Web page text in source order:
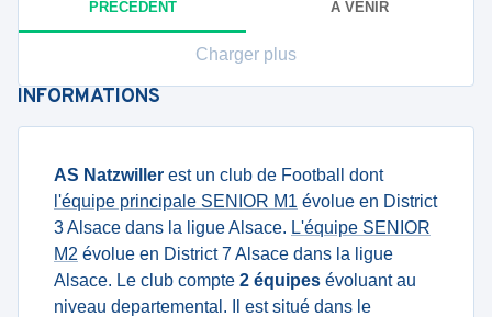
PRÉCÉDENT À VENIR
Charger plus
INFORMATIONS
AS Natzwiller est un club de Football dont
l'équipe principale SENIOR M1 évolue en District
3 Alsace dans la ligue Alsace. L'équipe SENIOR
M2 évolue en District 7 Alsace dans la ligue
Alsace. Le club compte 2 équipes évoluant au
niveau departemental. Il est situé dans le